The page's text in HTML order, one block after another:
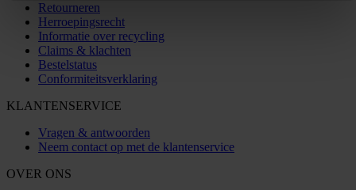
Retourneren
Herroepingsrecht
Informatie over recycling
Claims & klachten
Bestelstatus
Conformiteitsverklaring
KLANTENSERVICE
Vragen & antwoorden
Neem contact op met de klantenservice
OVER ONS